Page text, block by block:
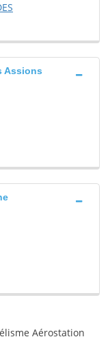
Assions
Aérostation